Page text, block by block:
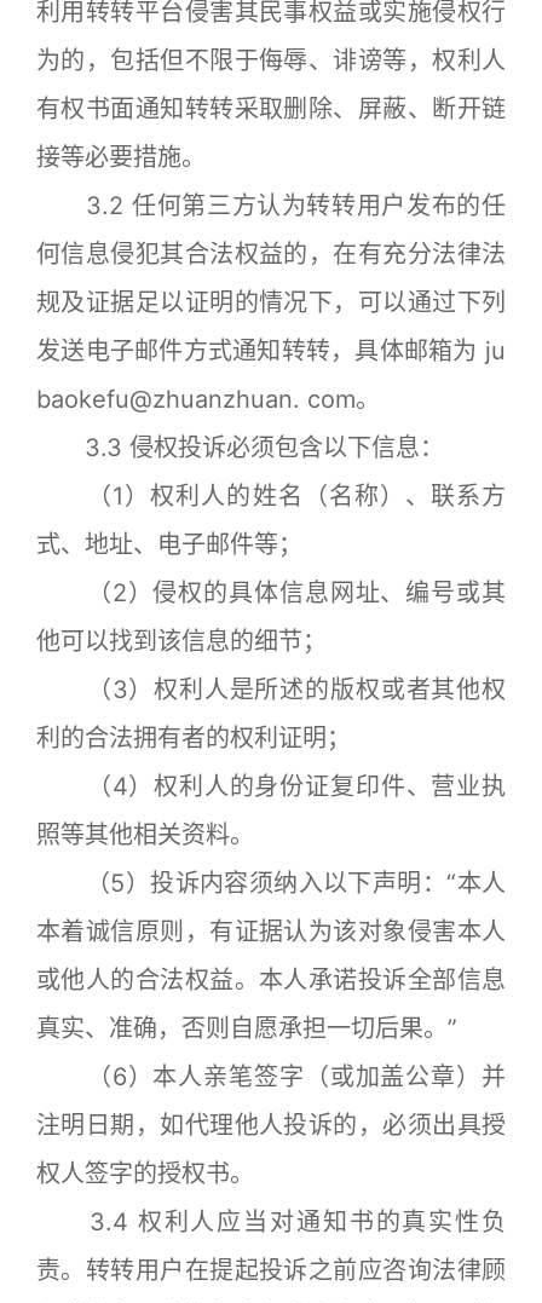
利用转转平台侵害其民事权益或实施侵权行
为的，包括但不限于侮辱、诽谤等，权利人
有权书面通知转转采取删除、屏蔽、断开链
接等必要措施。
3.2 任何第三方认为转转用户发布的任
何信息侵犯其合法权益的，在有充分法律法
规及证据足以证明的情况下，可以通过下列
发送电子邮件方式通知转转，具体邮箱为 ju
baokefu@zhuanzhuan. com。
3.3 侵权投诉必须包含以下信息：
（1）权利人的姓名（名称）、联系方
式、地址、电子邮件等；
（2）侵权的具体信息网址、编号或其
他可以找到该信息的细节；
（3）权利人是所述的版权或者其他权
利的合法拥有者的权利证明；
（4）权利人的身份证复印件、营业执
照等其他相关资料。
（5）投诉内容须纳入以下声明：“本人
本着诚信原则，有证据认为该对象侵害本人
或他人的合法权益。本人承诺投诉全部信息
真实、准确，否则自愿承担一切后果。”
（6）本人亲笔签字（或加盖公章）并
注明日期，如代理他人投诉的，必须出具授
权人签字的授权书。
3.4 权利人应当对通知书的真实性负
责。转转用户在提起投诉之前应咨询法律顾